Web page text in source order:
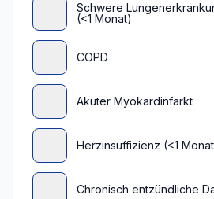
Schwere
(<1 Monat)
COPD
Akuter Myokardinfarkt
Herzinsuffizienz (<1
Chronisch entzündliche